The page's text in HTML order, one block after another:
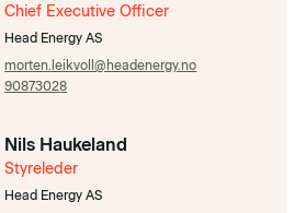
Chief Executive Officer
Head Energy AS
morten.leikvoll@headenergy.no
90873028
Nils Haukeland
Styreleder
Head Energy AS